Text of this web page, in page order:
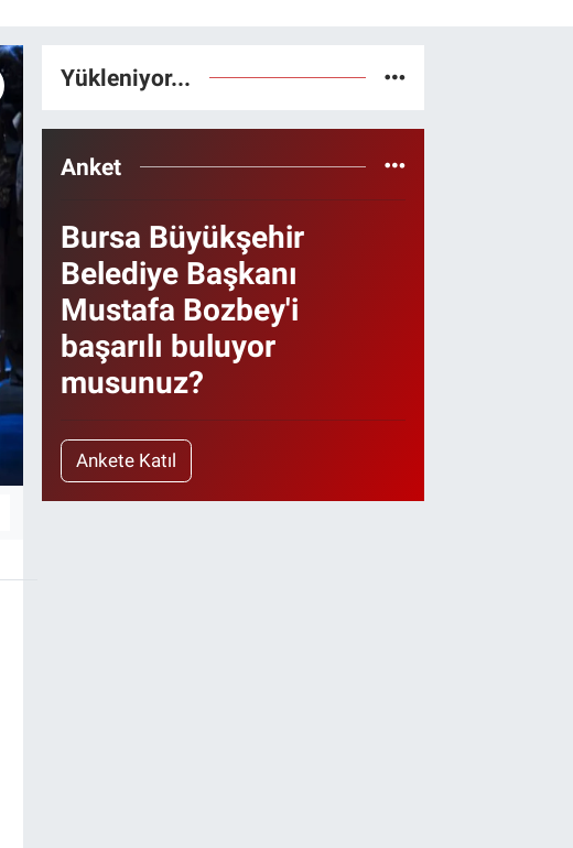
Yükleniyor...
Anket
Bursa Büyükşehir
Belediye Başkanı
Mustafa Bozbey'i
başarılı buluyor
musunuz?
Ankete Katıl